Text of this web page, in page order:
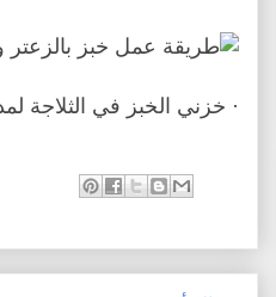
· خزني الخبز في الثلاجة